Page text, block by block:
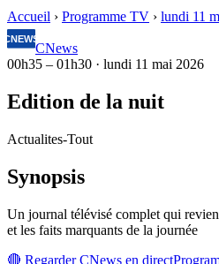
Accueil › Programme TV › lundi 11
CNews
00h35 – 01h30 · lundi 11 mai 2026
Edition de la nuit
Actualites-Tout
Synopsis
Un journal télévisé complet qui
et les faits marquants de la journée
🔴 RegarderCNews en direct